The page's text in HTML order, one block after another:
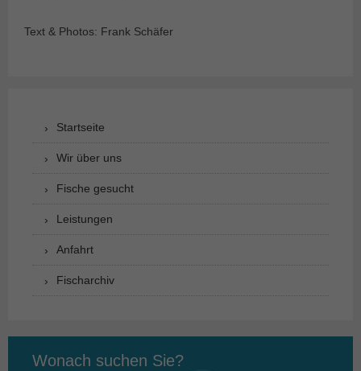
Text & Photos: Frank Schäfer
Startseite
Wir über uns
Fische gesucht
Leistungen
Anfahrt
Fischarchiv
Wonach suchen Sie?